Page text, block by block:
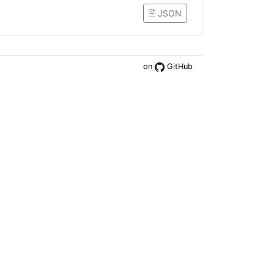
🗎 JSON
on GitHub